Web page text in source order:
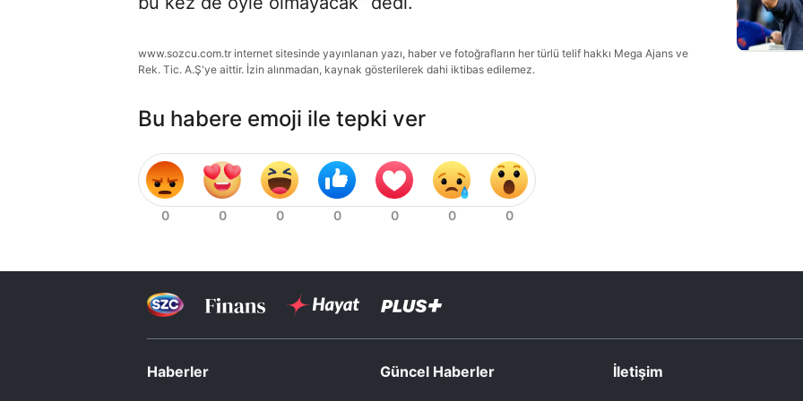
www.sozcu.com.tr internet sitesinde yayınlanan yazı, haber ve fotoğrafların her türlü telif hakkı Mega Ajans ve
Rek. Tic. A.Ş'ye aittir. İzin alınmadan, kaynak gösterilerek dahi iktibas edilemez.
Bu habere emoji ile tepki ver
Haberler Güncel Haberler İletişim